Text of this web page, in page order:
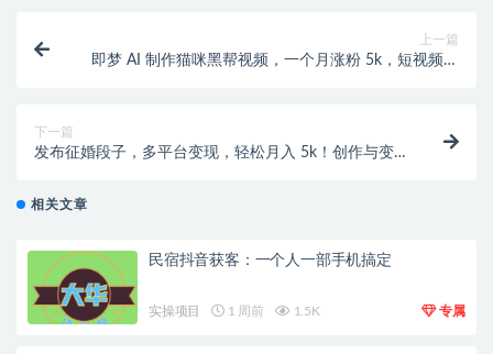
上一篇
即梦 AI 制作猫咪黑帮视频，一个月涨粉 5k，短视频变
下一篇
发布征婚段子，多平台变现，轻松月入 5k！创作与变
相关文章
民宿抖音获客：一个人一部手机搞定
实操项目 1 周前 1.5K 专属